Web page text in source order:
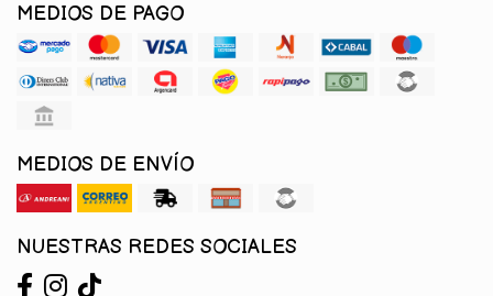
MEDIOS DE PAGO
MEDIOS DE ENVÍO
NUESTRAS REDES SOCIALES